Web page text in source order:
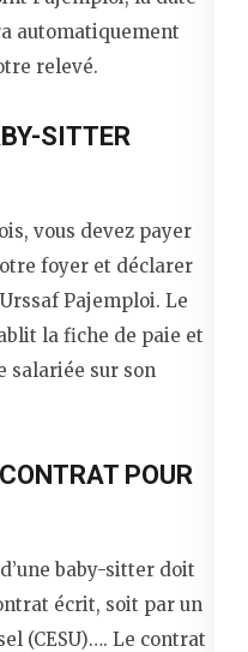
automatiquement
relevé.
SITTER
vous devez payer
foyer et déclarer
Pajemploi. Le
la fiche de paie et
salariée sur son
POUR
baby-sitter doit
écrit, soit par un
(CESU)…. Le contrat